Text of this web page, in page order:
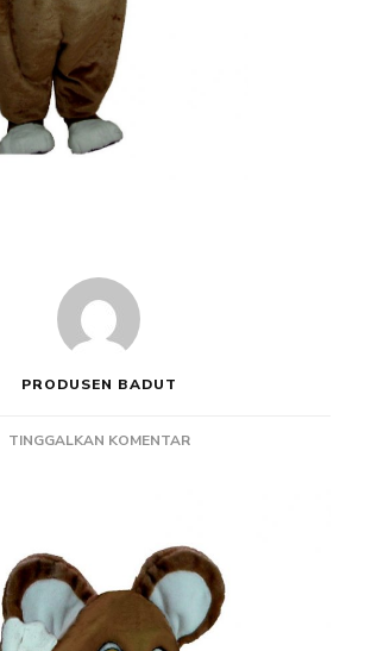
PRODUSEN BADUT
TINGGALKAN KOMENTARPADA
WARNER
BROS
HIPPETY
HOPPER